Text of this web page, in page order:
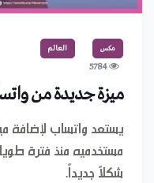
مكس العالم
5784
ميزة جديدة من
يستعد واتساب لإضافة
مستخدميه منذ فترة
شكلاً جديداً.